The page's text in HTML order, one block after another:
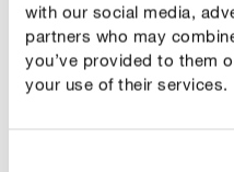
with our social media,
partners who may
you’ve provided to them
your use of their services.